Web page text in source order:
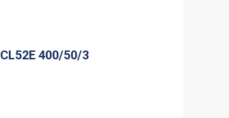
CL52E 400/50/3